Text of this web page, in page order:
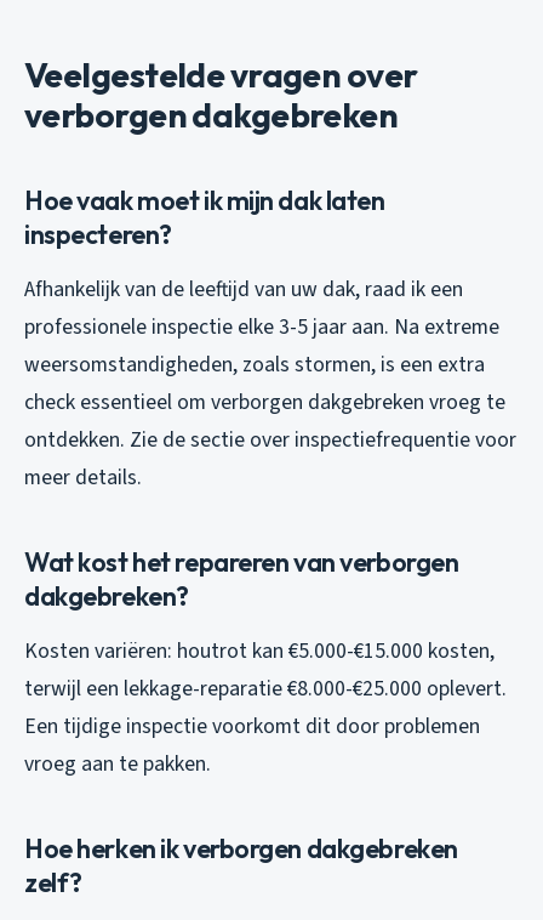
Veelgestelde vragen over
verborgen dakgebreken
Hoe vaak moet ik mijn dak laten
inspecteren?
Afhankelijk van de leeftijd van uw dak, raad ik een
professionele inspectie elke 3-5 jaar aan. Na extreme
weersomstandigheden, zoals stormen, is een extra
check essentieel om verborgen dakgebreken vroeg te
ontdekken. Zie de sectie over inspectiefrequentie voor
meer details.
Wat kost het repareren van verborgen
dakgebreken?
Kosten variëren: houtrot kan €5.000-€15.000 kosten,
terwijl een lekkage-reparatie €8.000-€25.000 oplevert.
Een tijdige inspectie voorkomt dit door problemen
vroeg aan te pakken.
Hoe herken ik verborgen dakgebreken
zelf?